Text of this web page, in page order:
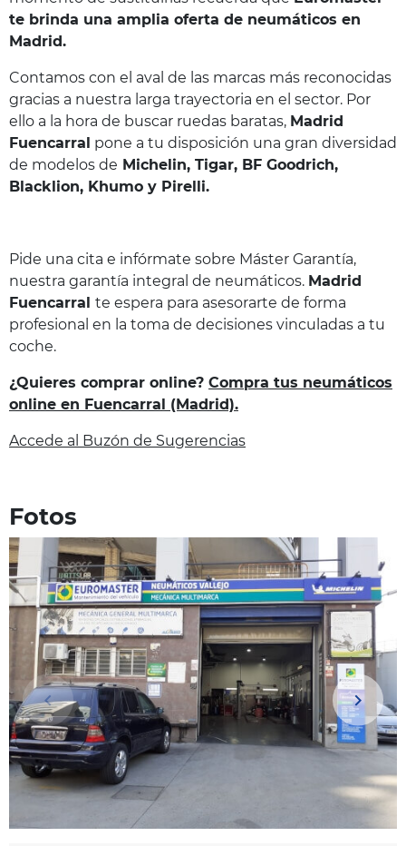
te brinda una amplia oferta de neumáticos en
Madrid.
Contamos con el aval de las marcas más reconocidas
gracias a nuestra larga trayectoria en el sector. Por
ello a la hora de buscar ruedas baratas, Madrid
Fuencarral pone a tu disposición una gran diversidad
de modelos de Michelin, Tigar, BF Goodrich,
Blacklion, Khumo y Pirelli.
Pide una cita e infórmate sobre Máster Garantía,
nuestra garantía integral de neumáticos. Madrid
Fuencarral te espera para asesorarte de forma
profesional en la toma de decisiones vinculadas a tu
coche.
¿Quieres comprar online? Compra tus neumáticos
online en Fuencarral (Madrid).
Accede al Buzón de Sugerencias
Fotos